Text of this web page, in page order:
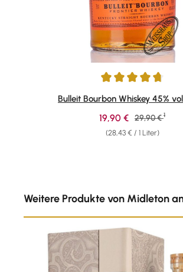
Durchschnittliche Bewertung von 4.69
Bulleit Bourbon Whiskey 45%
(28,43 € / 1 Liter)
19,90 € Regulärer
29,90 € 1
Weitere Produkte von Midleton